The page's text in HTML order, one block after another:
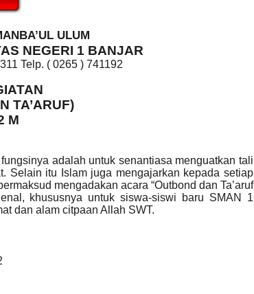
ULUM
NEGERI 1 BANJAR
Telp. ( 0265 ) 741192
TA’ARUF)
M
adalah untuk senantiasa menguatkan tali
Selain itu Islam juga mengajarkan kepada setiap
mengadakan acara “Outbond dan Ta’aruf
khususnya untuk siswa-siswi baru SMAN 1
dan alam citpaan Allah SWT.